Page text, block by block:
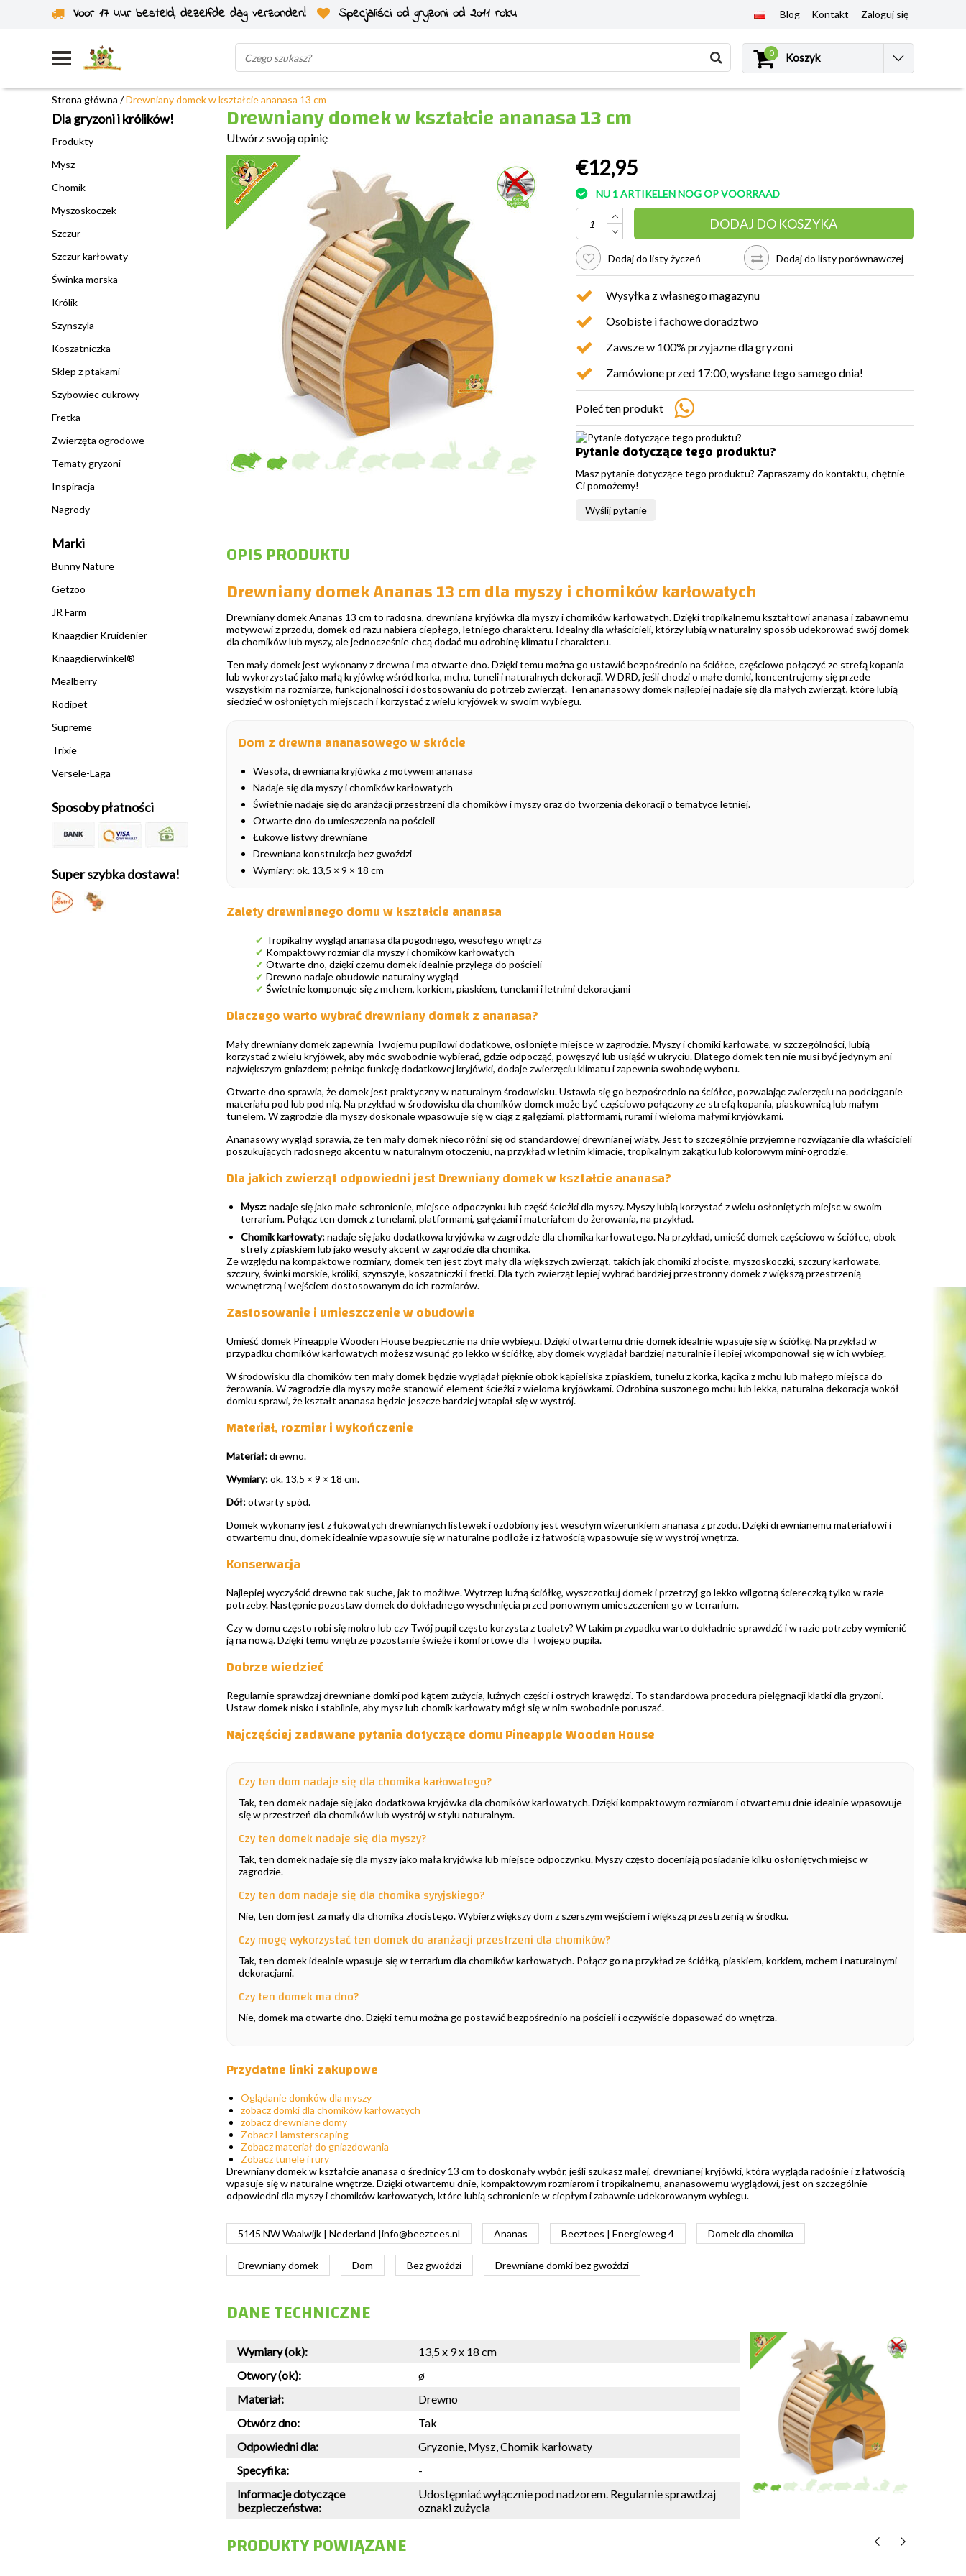
Voor 17 uur besteld, dezelfde dag verzonden!
Specjaliści od gryzoni od 2011 roku
Wysyłka z własnego magazynu
Blog Kontakt Zaloguj się
0 Koszyk
Strona główna /Drewniany domek w kształcie ananasa 13 cm
Dla gryzoni i królików!
Produkty
Mysz
Chomik
Myszoskoczek
Szczur
Szczur karłowaty
Świnka morska
Królik
Szynszyla
Koszatniczka
Sklep z ptakami
Szybowiec cukrowy
Fretka
Zwierzęta ogrodowe
Tematy gryzoni
Inspiracja
Nagrody
Marki
Bunny Nature
Getzoo
JR Farm
Knaagdier Kruidenier
Knaagdierwinkel®
Mealberry
Rodipet
Supreme
Trixie
Versele-Laga
Sposoby płatności
Super szybka dostawa!
Drewniany domek w kształcie ananasa 13 cm
Utwórz swoją opinię
€12,95
NU 1 ARTIKELEN NOG OP VOORRAAD
DODAJ DO KOSZYKA
Dodaj do listy życzeń Dodaj do listy porównawczej
Wysyłka z własnego magazynu
Osobiste i fachowe doradztwo
Zawsze w 100% przyjazne dla gryzoni
Zamówione przed 17:00, wysłane tego samego dnia!
Poleć ten produkt
Pytanie dotyczące tego produktu?
Masz pytanie dotyczące tego produktu? Zapraszamy do kontaktu, chętnie
Ci pomożemy!
Wyślij pytanie
OPIS PRODUKTU
Drewniany domek Ananas 13 cm dla myszy i chomików karłowatych
Drewniany domek Ananas 13 cm to radosna, drewniana kryjówka dla myszy i chomików karłowatych. Dzięki tropikalnemu kształtowi ananasa i zabawnemu
motywowi z przodu, domek od razu nabiera ciepłego, letniego charakteru. Idealny dla właścicieli, którzy lubią w naturalny sposób udekorować swój domek
dla chomików lub myszy, ale jednocześnie chcą dodać mu odrobinę klimatu i charakteru.
Ten mały domek jest wykonany z drewna i ma otwarte dno. Dzięki temu można go ustawić bezpośrednio na ściółce, częściowo połączyć ze strefą kopania
lub wykorzystać jako małą kryjówkę wśród korka, mchu, tuneli i naturalnych dekoracji. W DRD, jeśli chodzi o małe domki, koncentrujemy się przede
wszystkim na rozmiarze, funkcjonalności i dostosowaniu do potrzeb zwierząt. Ten ananasowy domek najlepiej nadaje się dla małych zwierząt, które lubią
siedzieć w osłoniętych miejscach i korzystać z wielu kryjówek w swoim wybiegu.
Dom z drewna ananasowego w skrócie
Wesoła, drewniana kryjówka z motywem ananasa
Nadaje się dla myszy i chomików karłowatych
Świetnie nadaje się do aranżacji przestrzeni dla chomików i myszy oraz do tworzenia dekoracji o tematyce letniej.
Otwarte dno do umieszczenia na pościeli
Łukowe listwy drewniane
Drewniana konstrukcja bez gwoździ
Wymiary: ok. 13,5 × 9 × 18 cm
Zalety drewnianego domu w kształcie ananasa
✔ Tropikalny wygląd ananasa dla pogodnego, wesołego wnętrza
✔ Kompaktowy rozmiar dla myszy i chomików karłowatych
✔ Otwarte dno, dzięki czemu domek idealnie przylega do pościeli
✔ Drewno nadaje obudowie naturalny wygląd
✔ Świetnie komponuje się z mchem, korkiem, piaskiem, tunelami i letnimi dekoracjami
Dlaczego warto wybrać drewniany domek z ananasa?
Mały drewniany domek zapewnia Twojemu pupilowi dodatkowe, osłonięte miejsce w zagrodzie. Myszy i chomiki karłowate, w szczególności, lubią
korzystać z wielu kryjówek, aby móc swobodnie wybierać, gdzie odpocząć, powęszyć lub usiąść w ukryciu. Dlatego domek ten nie musi być jedynym ani
największym gniazdem; pełniąc funkcję dodatkowej kryjówki, dodaje zwierzęciu klimatu i zapewnia swobodę wyboru.
Otwarte dno sprawia, że domek jest praktyczny w naturalnym środowisku. Ustawia się go bezpośrednio na ściółce, pozwalając zwierzęciu na podciąganie
materiału pod lub pod nią. Na przykład w środowisku dla chomików domek może być częściowo połączony ze strefą kopania, piaskownicą lub małym
tunelem. W zagrodzie dla myszy doskonale wpasowuje się w ciąg z gałęziami, platformami, rurami i wieloma małymi kryjówkami.
Ananasowy wygląd sprawia, że ten mały domek nieco różni się od standardowej drewnianej wiaty. Jest to szczególnie przyjemne rozwiązanie dla właścicieli
poszukujących radosnego akcentu w naturalnym otoczeniu, na przykład w letnim klimacie, tropikalnym zakątku lub kolorowym mini-ogrodzie.
Dla jakich zwierząt odpowiedni jest Drewniany domek w kształcie ananasa?
Mysz:nadaje się jako małe schronienie, miejsce odpoczynku lub część ścieżki dla myszy. Myszy lubią korzystać z wielu osłoniętych miejsc w swoim
terrarium. Połącz ten domek z tunelami, platformami, gałęziami i materiałem do żerowania, na przykład.
Chomik karłowaty:nadaje się jako dodatkowa kryjówka w zagrodzie dla chomika karłowatego. Na przykład, umieść domek częściowo w ściółce, obok
strefy z piaskiem lub jako wesoły akcent w zagrodzie dla chomika.
Ze względu na kompaktowe rozmiary, domek ten jest zbyt mały dla większych zwierząt, takich jak chomiki złociste, myszoskoczki, szczury karłowate,
szczury, świnki morskie, króliki, szynszyle, koszatniczki i fretki. Dla tych zwierząt lepiej wybrać bardziej przestronny domek z większą przestrzenią
wewnętrzną i wejściem dostosowanym do ich rozmiarów.
Zastosowanie i umieszczenie w obudowie
Umieść domek Pineapple Wooden House bezpiecznie na dnie wybiegu. Dzięki otwartemu dnie domek idealnie wpasuje się w ściółkę. Na przykład w
przypadku chomików karłowatych możesz wsunąć go lekko w ściółkę, aby domek wyglądał bardziej naturalnie i lepiej wkomponował się w ich wybieg.
W środowisku dla chomików ten mały domek będzie wyglądał pięknie obok kąpieliska z piaskiem, tunelu z korka, kącika z mchu lub małego miejsca do
żerowania. W zagrodzie dla myszy może stanowić element ścieżki z wieloma kryjówkami. Odrobina suszonego mchu lub lekka, naturalna dekoracja wokół
domku sprawi, że kształt ananasa będzie jeszcze bardziej wtapiał się w wystrój.
Materiał, rozmiar i wykończenie
Materiał:drewno.
Wymiary:ok. 13,5 × 9 × 18 cm.
Dół:otwarty spód.
Domek wykonany jest z łukowatych drewnianych listewek i ozdobiony jest wesołym wizerunkiem ananasa z przodu. Dzięki drewnianemu materiałowi i
otwartemu dnu, domek idealnie wpasowuje się w naturalne podłoże i z łatwością wpasowuje się w wystrój wnętrza.
Konserwacja
Najlepiej wyczyścić drewno tak suche, jak to możliwe. Wytrzep luźną ściółkę, wyszczotkuj domek i przetrzyj go lekko wilgotną ściereczką tylko w razie
potrzeby. Następnie pozostaw domek do dokładnego wyschnięcia przed ponownym umieszczeniem go w terrarium.
Czy w domu często robi się mokro lub czy Twój pupil często korzysta z toalety? W takim przypadku warto dokładnie sprawdzić i w razie potrzeby wymienić
ją na nową. Dzięki temu wnętrze pozostanie świeże i komfortowe dla Twojego pupila.
Dobrze wiedzieć
Regularnie sprawdzaj drewniane domki pod kątem zużycia, luźnych części i ostrych krawędzi. To standardowa procedura pielęgnacji klatki dla gryzoni.
Ustaw domek nisko i stabilnie, aby mysz lub chomik karłowaty mógł się w nim swobodnie poruszać.
Najczęściej zadawane pytania dotyczące domu Pineapple Wooden House
Czy ten dom nadaje się dla chomika karłowatego?
Tak, ten domek nadaje się jako dodatkowa kryjówka dla chomików karłowatych. Dzięki kompaktowym rozmiarom i otwartemu dnie idealnie wpasowuje
się w przestrzeń dla chomików lub wystrój w stylu naturalnym.
Czy ten domek nadaje się dla myszy?
Tak, ten domek nadaje się dla myszy jako mała kryjówka lub miejsce odpoczynku. Myszy często doceniają posiadanie kilku osłoniętych miejsc w
zagrodzie.
Czy ten dom nadaje się dla chomika syryjskiego?
Nie, ten dom jest za mały dla chomika złocistego. Wybierz większy dom z szerszym wejściem i większą przestrzenią w środku.
Czy mogę wykorzystać ten domek do aranżacji przestrzeni dla chomików?
Tak, ten domek idealnie wpasuje się w terrarium dla chomików karłowatych. Połącz go na przykład ze ściółką, piaskiem, korkiem, mchem i naturalnymi
dekoracjami.
Czy ten domek ma dno?
Nie, domek ma otwarte dno. Dzięki temu można go postawić bezpośrednio na pościeli i oczywiście dopasować do wnętrza.
Przydatne linki zakupowe
Oglądanie domków dla myszy
zobacz domki dla chomików karłowatych
zobacz drewniane domy
Zobacz Hamsterscaping
Zobacz materiał do gniazdowania
Zobacz tunele i rury
Drewniany domek w kształcie ananasa o średnicy 13 cm to doskonały wybór, jeśli szukasz małej, drewnianej kryjówki, która wygląda radośnie i z łatwością
wpasuje się w naturalne wnętrze. Dzięki otwartemu dnie, kompaktowym rozmiarom i tropikalnemu, ananasowemu wyglądowi, jest on szczególnie
odpowiedni dla myszy i chomików karłowatych, które lubią schronienie w ciepłym i zabawnie udekorowanym wybiegu.
5145 NW Waalwijk | Nederland |info@beeztees.nl Ananas Beeztees | Energieweg 4 Domek dla chomika
Drewniany domek Dom Bez gwoździ Drewniane domki bez gwoździ
DANE TECHNICZNE
Wymiary (ok):
13,5 x 9 x 18 cm
Otwory (ok):
ø
Materiał:
Drewno
Otwórz dno:
Tak
Odpowiedni dla:
Gryzonie, Mysz, Chomik karłowaty
Specyfika:
-
Informacje dotyczące
bezpieczeństwa:
Udostępniać wyłącznie pod nadzorem. Regularnie sprawdzaj
oznaki zużycia
PRODUKTY POWIĄZANE